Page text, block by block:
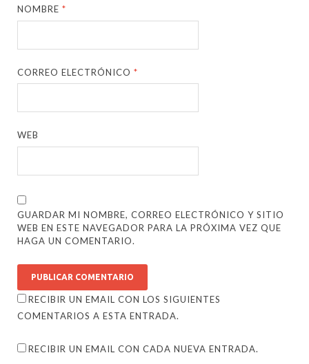
NOMBRE*
CORREO ELECTRÓNICO*
WEB
GUARDAR MI NOMBRE, CORREO ELECTRÓNICO Y SITIO
WEB EN ESTE NAVEGADOR PARA LA PRÓXIMA VEZ QUE
HAGA UN COMENTARIO.
RECIBIR UN EMAIL CON LOS SIGUIENTES
COMENTARIOS A ESTA ENTRADA.
RECIBIR UN EMAIL CON CADA NUEVA ENTRADA.